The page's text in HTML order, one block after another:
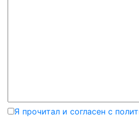
Я прочитал и согласен с